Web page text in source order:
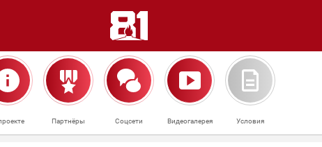
Партнёры Соцсети Видеогалерея Условия